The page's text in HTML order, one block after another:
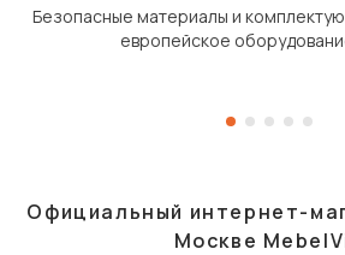
Безопасные материалы и
европейское
Официальный интернет-
Москве